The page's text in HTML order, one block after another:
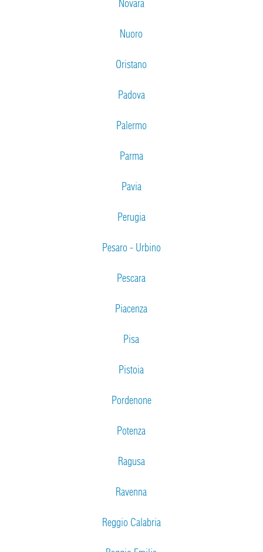
Novara
Nuoro
Oristano
Padova
Palermo
Parma
Pavia
Perugia
Pesaro - Urbino
Pescara
Piacenza
Pisa
Pistoia
Pordenone
Potenza
Ragusa
Ravenna
Reggio Calabria